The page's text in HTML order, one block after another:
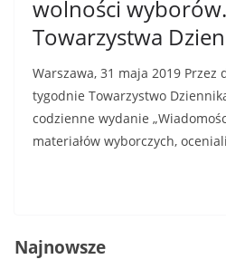
wolności
Towarzystwa
Warszawa, 31 maja 2019 Przez
tygodnie Towarzystwo
codzienne wydanie
materiałów wyborczych,
Najnowsze